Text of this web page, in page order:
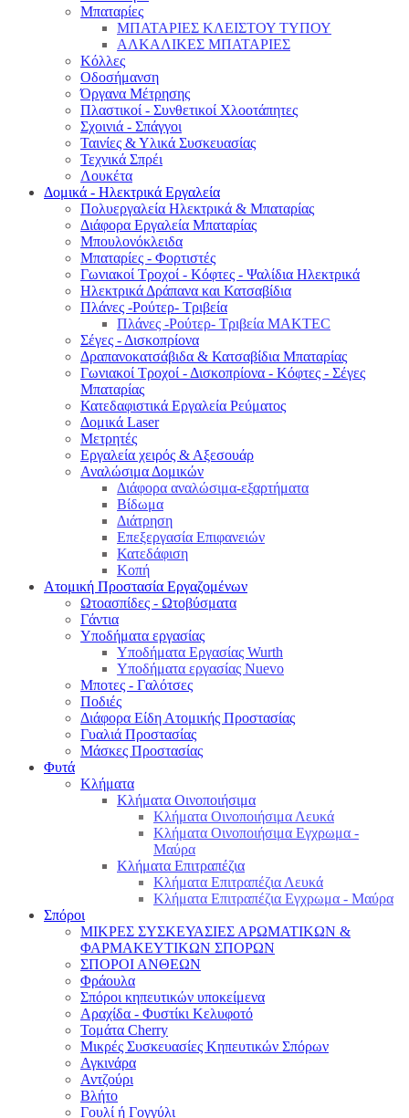
Μπαταρίες
ΜΠΑΤΑΡΙΕΣ ΚΛΕΙΣΤΟΥ ΤΥΠΟΥ
ΑΛΚΑΛΙΚΕΣ ΜΠΑΤΑΡΙΕΣ
Κόλλες
Οδοσήμανση
Όργανα Μέτρησης
Πλαστικοί - Συνθετικοί Χλοοτάπητες
Σχοινιά - Σπάγγοι
Ταινίες & Υλικά Συσκευασίας
Τεχνικά Σπρέι
Λουκέτα
Δομικά - Ηλεκτρικά Εργαλεία
Πολυεργαλεία Ηλεκτρικά & Μπαταρίας
Διάφορα Εργαλεία Μπαταρίας
Μπουλονόκλειδα
Μπαταρίες - Φορτιστές
Γωνιακοί Τροχοί - Κόφτες - Ψαλίδια Ηλεκτρικά
Ηλεκτρικά Δράπανα και Κατσαβίδια
Πλάνες -Ρούτερ- Τριβεία
Πλάνες -Ρούτερ- Τριβεία MAKTEC
Σέγες - Δισκοπρίονα
Δραπανοκατσάβιδα & Κατσαβίδια Μπαταρίας
Γωνιακοί Τροχοί - Δισκοπρίονα - Κόφτες - Σέγες
Μπαταρίας
Κατεδαφιστικά Εργαλεία Ρεύματος
Δομικά Laser
Μετρητές
Εργαλεία χειρός & Αξεσουάρ
Αναλώσιμα Δομικών
Διάφορα αναλώσιμα-εξαρτήματα
Βίδωμα
Διάτρηση
Επεξεργασία Επιφανειών
Κατεδάφιση
Κοπή
Ατομική Προστασία Εργαζομένων
Ωτοασπίδες - Ωτοβύσματα
Γάντια
Υποδήματα εργασίας
Υποδήματα Εργασίας Wurth
Υποδήματα εργασίας Nuevo
Μποτες - Γαλότσες
Ποδιές
Διάφορα Είδη Ατομικής Προστασίας
Γυαλιά Προστασίας
Μάσκες Προστασίας
Φυτά
Κλήματα
Κλήματα Οινοποιήσιμα
Κλήματα Οινοποιήσιμα Λευκά
Κλήματα Οινοποιήσιμα Εγχρωμα -
Μαύρα
Κλήματα Επιτραπέζια
Κλήματα Επιτραπέζια Λευκά
Κλήματα Επιτραπέζια Εγχρωμα - Μαύρα
Σπόροι
ΜΙΚΡΕΣ ΣΥΣΚΕΥΑΣΙΕΣ ΑΡΩΜΑΤΙΚΩΝ &
ΦΑΡΜΑΚΕΥΤΙΚΩΝ ΣΠΟΡΩΝ
ΣΠΟΡΟΙ ΑΝΘΕΩΝ
Φράουλα
Σπόροι κηπευτικών υποκείμενα
Αραχίδα - Φυστίκι Κελυφοτό
Τομάτα Cherry
Μικρές Συσκευασίες Κηπευτικών Σπόρων
Αγκινάρα
Αντζούρι
Βλήτο
Γουλί ή Γογγύλι